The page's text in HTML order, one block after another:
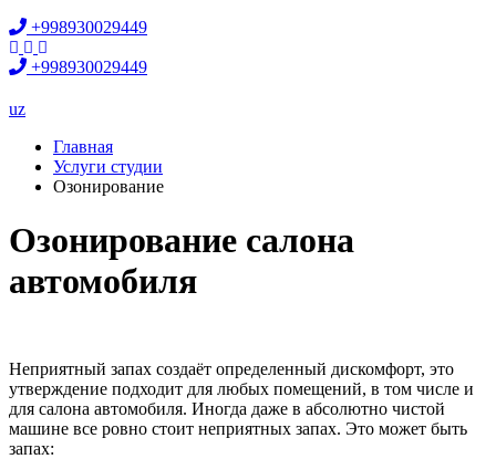
+998930029449
+998930029449
uz
Главная
Услуги студии
Озонирование
Озонирование салона
автомобиля
Неприятный запах создаёт определенный дискомфорт, это
утверждение подходит для любых помещений, в том числе и
для салона автомобиля. Иногда даже в абсолютно чистой
машине все ровно стоит неприятных запах. Это может быть
запах: